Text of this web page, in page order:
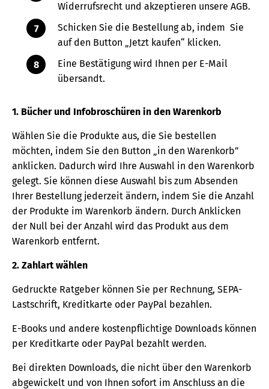
Widerrufsrecht und akzeptieren unsere AGB.
Schicken Sie die Bestellung ab, indem Sie
auf den Button „Jetzt kaufen“ klicken.
Eine Bestätigung wird Ihnen per E-Mail
übersandt.
1. Bücher und Infobroschüren in den Warenkorb
Wählen Sie die Produkte aus, die Sie bestellen
möchten, indem Sie den Button „in den Warenkorb”
anklicken. Dadurch wird Ihre Auswahl in den Warenkorb
gelegt. Sie können diese Auswahl bis zum Absenden
Ihrer Bestellung jederzeit ändern, indem Sie die Anzahl
der Produkte im Warenkorb ändern. Durch Anklicken
der Null bei der Anzahl wird das Produkt aus dem
Warenkorb entfernt.
2. Zahlart wählen
Gedruckte Ratgeber können Sie per Rechnung, SEPA-
Lastschrift, Kreditkarte oder PayPal bezahlen.
E-Books und andere kostenpflichtige Downloads können
per Kreditkarte oder PayPal bezahlt werden.
Bei direkten Downloads, die nicht über den Warenkorb
abgewickelt und von Ihnen sofort im Anschluss an die